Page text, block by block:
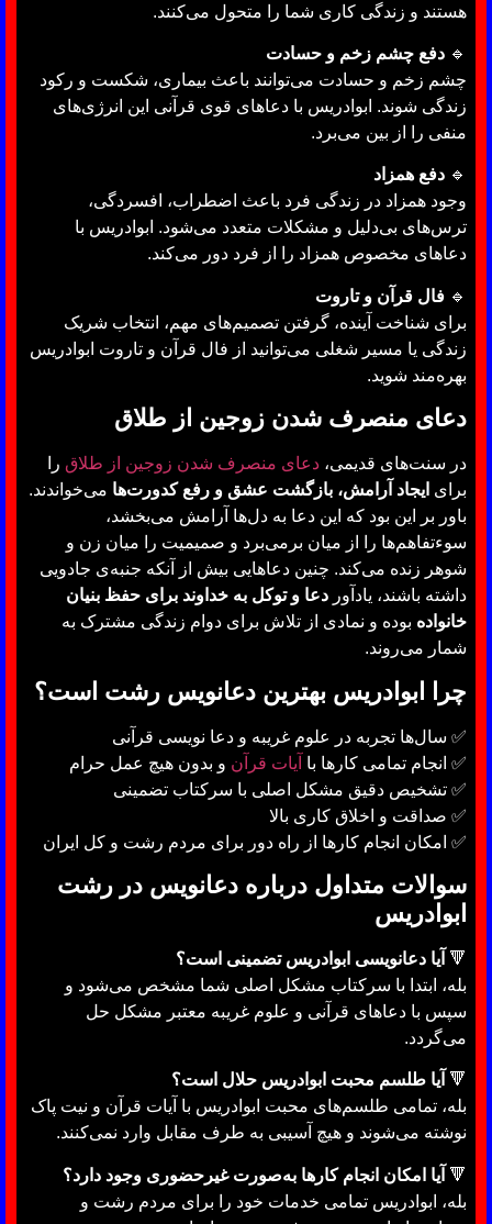
هستند و زندگی کاری شما را متحول می‌کنند.
🔹 دفع چشم زخم و حسادت
چشم زخم و حسادت می‌توانند باعث بیماری، شکست و رکود
زندگی شوند. ابوادریس با دعاهای قوی قرآنی این انرژی‌های
منفی را از بین می‌برد.
🔹 دفع همزاد
وجود همزاد در زندگی فرد باعث اضطراب، افسردگی،
ترس‌های بی‌دلیل و مشکلات متعدد می‌شود. ابوادریس با
دعاهای مخصوص همزاد را از فرد دور می‌کند.
🔹 فال قرآن و تاروت
برای شناخت آینده، گرفتن تصمیم‌های مهم، انتخاب شریک
زندگی یا مسیر شغلی می‌توانید از فال قرآن و تاروت ابوادریس
بهره‌مند شوید.
دعای منصرف شدن زوجین از طلاق
در سنت‌های قدیمی، دعای منصرف شدن زوجین از طلاق را
برای ایجاد آرامش، بازگشت عشق و رفع کدورت‌ها می‌خواندند.
باور بر این بود که این دعا به دل‌ها آرامش می‌بخشد،
سوءتفاهم‌ها را از میان برمی‌برد و صمیمیت را میان زن و
شوهر زنده می‌کند. چنین دعاهایی بیش از آنکه جنبه‌ی جادویی
داشته باشند، یادآور دعا و توکل به خداوند برای حفظ بنیان
خانواده بوده و نمادی از تلاش برای دوام زندگی مشترک به
شمار می‌روند.
چرا ابوادریس بهترین دعانویس رشت است؟
✅ سال‌ها تجربه در علوم غریبه و دعا نویسی قرآنی
✅ انجام تمامی کارها با آیات قرآن و بدون هیچ عمل حرام
✅ تشخیص دقیق مشکل اصلی با سرکتاب تضمینی
✅ صداقت و اخلاق کاری بالا
✅ امکان انجام کارها از راه دور برای مردم رشت و کل ایران
سوالات متداول درباره دعانویس در رشت
ابوادریس
🔻 آیا دعانویسی ابوادریس تضمینی است؟
بله، ابتدا با سرکتاب مشکل اصلی شما مشخص می‌شود و
سپس با دعاهای قرآنی و علوم غریبه معتبر مشکل حل
می‌گردد.
🔻 آیا طلسم محبت ابوادریس حلال است؟
بله، تمامی طلسم‌های محبت ابوادریس با آیات قرآن و نیت پاک
نوشته می‌شوند و هیچ آسیبی به طرف مقابل وارد نمی‌کنند.
🔻 آیا امکان انجام کارها به‌صورت غیرحضوری وجود دارد؟
بله، ابوادریس تمامی خدمات خود را برای مردم رشت و